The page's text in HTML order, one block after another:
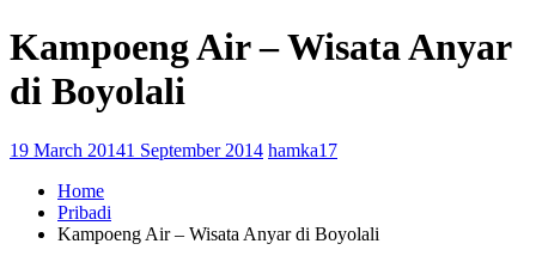
Kampoeng Air – Wisata Anyar
di Boyolali
19 March 20141 September 2014 hamka17
Home
Pribadi
Kampoeng Air – Wisata Anyar di Boyolali